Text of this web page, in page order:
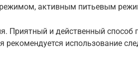
активным питьевым
Приятный и действенный способ
рекомендуется использование